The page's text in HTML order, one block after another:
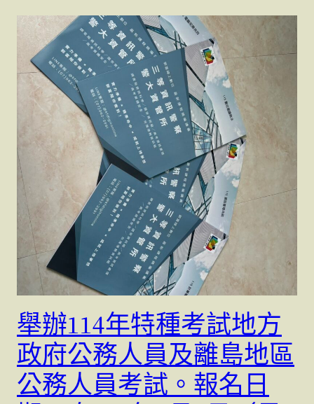
舉辦114年特種考試地方
政府公務人員及離島地區
公務人員考試。報名日